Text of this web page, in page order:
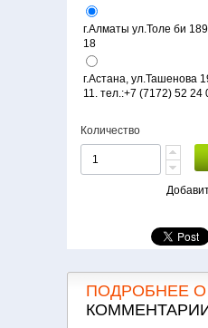
г.Алматы ул.Толе би
18
г.Астана, ул.Ташенова
11. тел.:+7 (7172) 52 24
Количество
ПОДРОБНЕЕ О